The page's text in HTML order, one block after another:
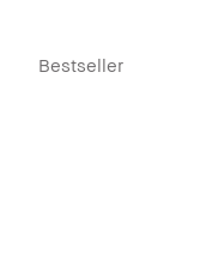
Bestseller